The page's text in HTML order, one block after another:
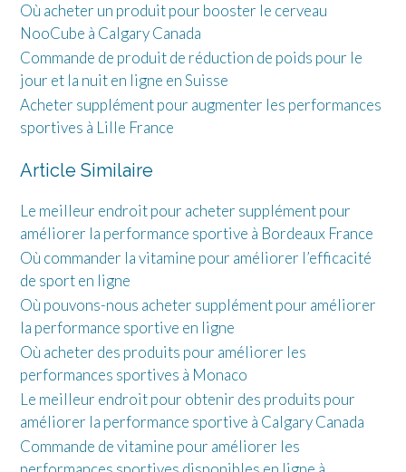
Où acheter un produit pour booster le cerveau
NooCube à Calgary Canada
Commande de produit de réduction de poids pour le
jour et la nuit en ligne en Suisse
Acheter supplément pour augmenter les performances
sportives à Lille France
Article Similaire
Le meilleur endroit pour acheter supplément pour
améliorer la performance sportive à Bordeaux France
Où commander la vitamine pour améliorer l’efficacité
de sport en ligne
Où pouvons-nous acheter supplément pour améliorer
la performance sportive en ligne
Où acheter des produits pour améliorer les
performances sportives à Monaco
Le meilleur endroit pour obtenir des produits pour
améliorer la performance sportive à Calgary Canada
Commande de vitamine pour améliorer les